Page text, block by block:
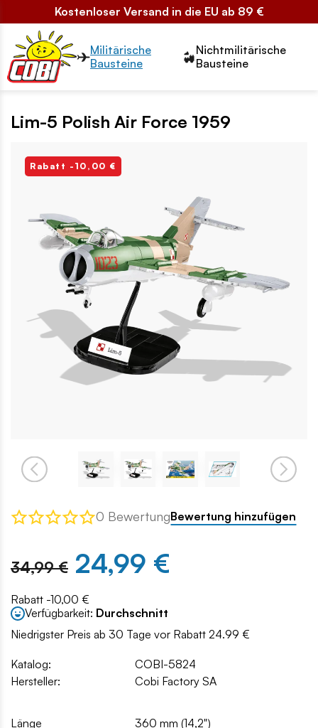
Kostenloser Versand in die EU ab 89 €
Przełącznik segmentów2
Militärische
Bausteine
Nichtmilitärische
Bausteine
Lim-5 Polish Air Force 1959
Rabatt -10,00 €
0 BewertungBewertung hinzufügen
34,99 € 24,99 €
Rabatt -10,00 €
Verfügbarkeit: Durchschnitt
Niedrigster Preis ab 30 Tage vor Rabatt 24.99 €
Katalog:
COBI-5824
Hersteller:
Cobi Factory SA
Länge
360 mm (14,2")